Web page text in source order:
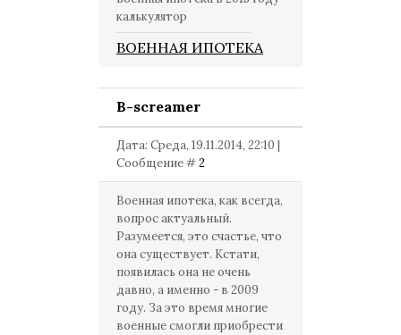
калькулятор
ВОЕННАЯ ИПОТЕКА
B-screamer
Дата: Среда, 19.11.2014, 22:10 |
Сообщение #2
Военная ипотека, как всегда,
вопрос актуальный.
Разумеется, это счастье, что
она существует. Кстати,
появилась она не очень
давно, а именно - в 2009
году. За это время многие
военные смогли приобрести